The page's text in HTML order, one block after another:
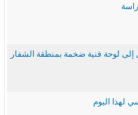
لوحة فنية ضخمة بمنطقة الشفار
لهذا اليوم